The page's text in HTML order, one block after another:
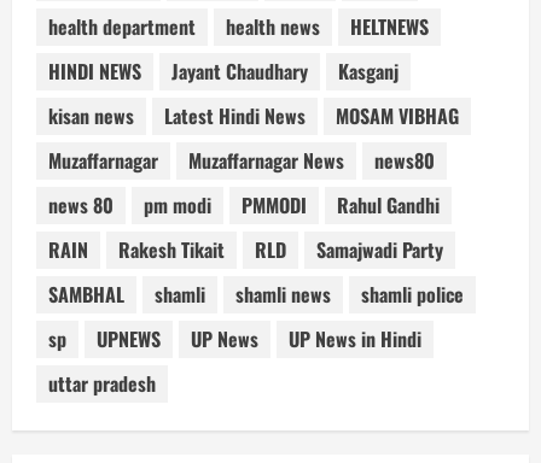
health department
health news
HELTNEWS
HINDI NEWS
Jayant Chaudhary
Kasganj
kisan news
Latest Hindi News
MOSAM VIBHAG
Muzaffarnagar
Muzaffarnagar News
news80
news 80
pm modi PMMODI
Rahul Gandhi
RAIN
Rakesh Tikait RLD
Samajwadi Party
SAMBHAL
shamli shamli news
shamli police
sp
UPNEWS UP News
UP News in Hindi
uttar pradesh